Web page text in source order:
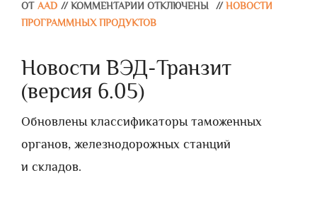
ОТ AAD // КОММЕНТАРИИ ОТКЛЮЧЕНЫ // НОВОСТИ
ПРОГРАММНЫХ ПРОДУКТОВ
Новости ВЭД-Транзит
(версия 6.05)
Обновлены классификаторы таможенных
органов, железнодорожных станций
и складов.